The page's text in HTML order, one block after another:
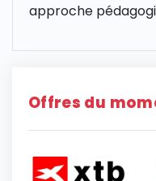
approche
Offres du